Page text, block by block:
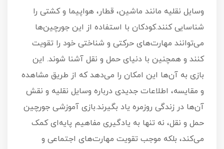
وسایل نقلیه مانند ماشین، قطار، هواپیما و کشتی را
شناسایی کنند.کودکان با استفاده از این جورچین‌ها
می‌توانند مهارت‌های حرکتی و شناختی خود را تقویت
کنند و همچنین با دنیای حمل و نقل آشنا شوند. این
بازی به آن‌ها این امکان را می‌دهد که از طریق مشاهده
و مقایسه، اطلاعات جدیدی درباره وسایل نقلیه و نقش
آن‌ها در زندگی روزمره یاد بگیرند.بازی آموزشی جورچین
حمل و نقل، نه تنها به یادگیری مفاهیم پایه‌ای کمک
می‌کند، بلکه موجب تقویت مهارت‌های اجتماعی و